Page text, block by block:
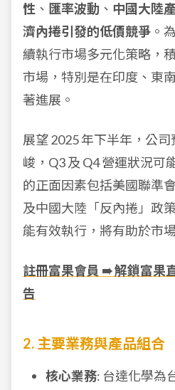
性 、 匯率波動 、 中國大陸
濟內捲引發的低價競爭 。
續執行市場多元化策略，
市場，特別是在印度、東
著進展。
展望 2025 年下半年，公
峻，Q3 及 Q4 營運狀況可
的正面因素包括美國聯準
及中國大陸「反內捲」政
能有效執行，將有助於市
註冊富果會員 ➠ 解鎖富果
告
2. 主要業務與產品組合
核心業務: 台達化學為